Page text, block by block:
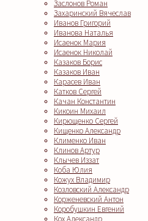
Заслонов Роман
Захаринский Вячеслав
Иванов Григорий
Иванова Наталья
Исаенок Мария
Исаенок Николай
Казаков Борис
Казаков Иван
Карасев Иван
Катков Сергей
Качан Константин
Кикоин Михаил
Кирющенко Сергей
Кищенко Александр
Клименко Иван
Клинов Артур
Клычев Иззат
Коба Юлия
Кожух Владимир
Козловский Александр
Корженевский Антон
Коробушкин Евгений
Кох Александр